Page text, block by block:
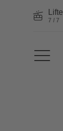
Lifte
7 / 7